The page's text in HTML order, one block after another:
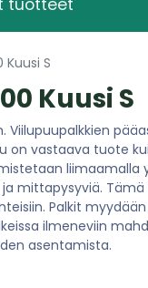
tuotteet
Kuusi S
Kuusi S
Viilupuupalkkien
on vastaava tuote
liimaamalla
mittapysyviä.
Palkit
ilmeneviin
asentamista.